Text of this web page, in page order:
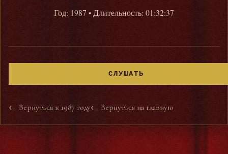
Год: 1987 • Длительность: 01:32:37
СЛУШАТЬ
← Вернуться к 1987 году← Вернуться на главную